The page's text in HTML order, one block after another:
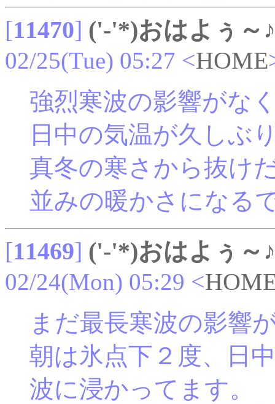
[11470] ('-'*)おはよぅ～♪
02/25(Tue) 05:27 <HOME
強烈寒波の影響がな
日中の気温が久しぶ
真冬の寒さから抜け
並みの暖かさになる
[11469] ('-'*)おはよぅ～♪
02/24(Mon) 05:29 <
まだ最長寒波の影響
朝は氷点下２度、日
波に浸かってます。